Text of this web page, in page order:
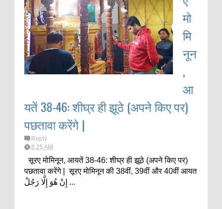
मो
मि
नून
,
आ
यतें 38-46: शीघ्र ही झूठे (अपने किए पर)
पछतावा करेंगे |
Reply
8:25 AM
सूरए मोमिनून, आयतें 38-46: शीघ्र ही झूठे (अपने किए पर)
पछतावा करेंगे | सूरए मोमिनून की 38वीं, 39वीं और 40वीं आयत
إِنْ هُوَ إِلَّا رَجُلٌ ...